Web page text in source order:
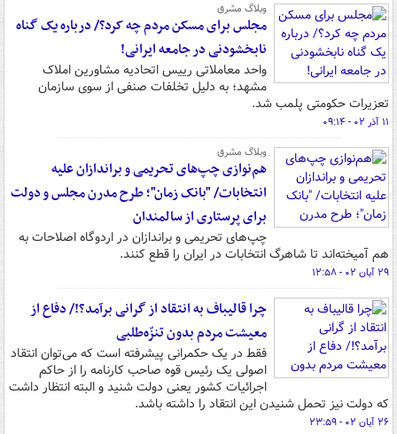
وبلاگ مشرق
مجلس برای مسکن مردم چه کرد؟/ درباره یک گناه
نابخشودنی در جامعه ایرانی!
واحد معاملاتی رییس اتحادیه مشاورین املاک
مشهد؛ به دلیل تخلفات صنفی از سوی سازمان
تعزیرات حکومتی پلمب شد.
۱۱ آذر ۰۲ - ۰۹:۱۴
وبلاگ مشرق
هم‌نوازی چپ‌های تحریمی و براندازان علیه
انتخابات/ "بانک زمان"؛ طرح مدرن مجلس و دولت
برای پرستاری از سالمندان
چپ‌های تحریمی و براندازان در اردوگاه اصلاحات به
هم آمیخته‌اند تا شاهرگ انتخابات در ایران را قطع کنند.
۲۹ آبان ۰۲ - ۱۲:۵۸
چرا قالیباف به انتقاد از گرانی برآمد؟!/ دفاع از
معیشت مردم بدون تنزّه‌طلبی
فقط در یک حکمرانی پیشرفته است که می‌توان انتقاد
اصولی یک رئیس قوه صاحب کارنامه را از حاکم
اجرائیات کشور یعنی دولت شنید و البته انتظار داشت
که دولت نیز تحمل شنیدن این انتقاد را داشته باشد.
۲۶ آبان ۰۲ - ۲۳:۵۹